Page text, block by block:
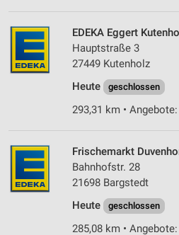
EDEKA Eggert
Hauptstraße 3
27449 Kutenholz
Heute
geschlossen
293,31 km •
Frischemarkt
Bahnhofstr. 28
21698 Bargstedt
Heute
geschlossen
285,08 km •